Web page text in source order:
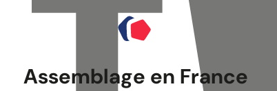
Assemblage en France